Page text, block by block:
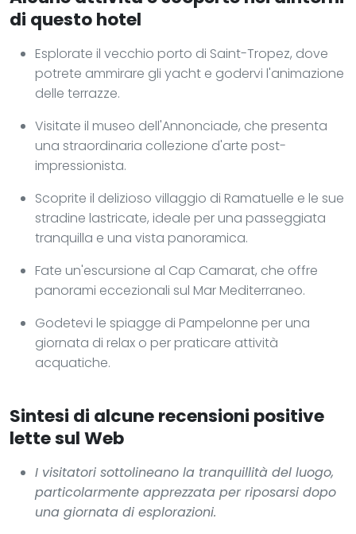
di questo hotel
Esplorate il vecchio porto di Saint-Tropez, dove
potrete ammirare gli yacht e godervi l'animazione
delle terrazze.
Visitate il museo dell'Annonciade, che presenta
una straordinaria collezione d'arte post-
impressionista.
Scoprite il delizioso villaggio di Ramatuelle e le sue
stradine lastricate, ideale per una passeggiata
tranquilla e una vista panoramica.
Fate un'escursione al Cap Camarat, che offre
panorami eccezionali sul Mar Mediterraneo.
Godetevi le spiagge di Pampelonne per una
giornata di relax o per praticare attività
acquatiche.
Sintesi di alcune recensioni positive
lette sul Web
I visitatori sottolineano la tranquillità del luogo,
particolarmente apprezzata per riposarsi dopo
una giornata di esplorazioni.